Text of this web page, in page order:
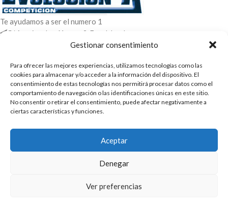
Gestionar consentimiento
Para ofrecer las mejores experiencias, utilizamos tecnologías como las
cookies para almacenar y/o acceder a la información del dispositivo. El
consentimiento de estas tecnologías nos permitirá procesar datos como el
comportamiento de navegación o las identificaciones únicas en este sitio.
No consentir o retirar el consentimiento, puede afectar negativamente a
ciertas características y funciones.
Aceptar
Denegar
Ver preferencias
Te ayudamos a ser el numero 1
C/ Arquimedes 61 nave 2. Fuenlabrada
WhatsApp +34 670604426
ENTRADAS RECIENTES
POLÍTICAS
2025 | Evolucion-A Competicion: Fabricación y distribución,
comercialización de repuestos para automóvil